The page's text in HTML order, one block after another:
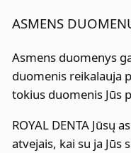
ASMENS
Asmens duomenys
duomenis reikalauja
tokius duomenis Jūs
ROYAL DENTA Jūsų
atvejais, kai su ja Jūs